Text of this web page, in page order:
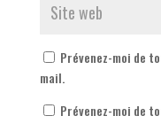
Prévenez-moi de
mail.
Prévenez-moi de